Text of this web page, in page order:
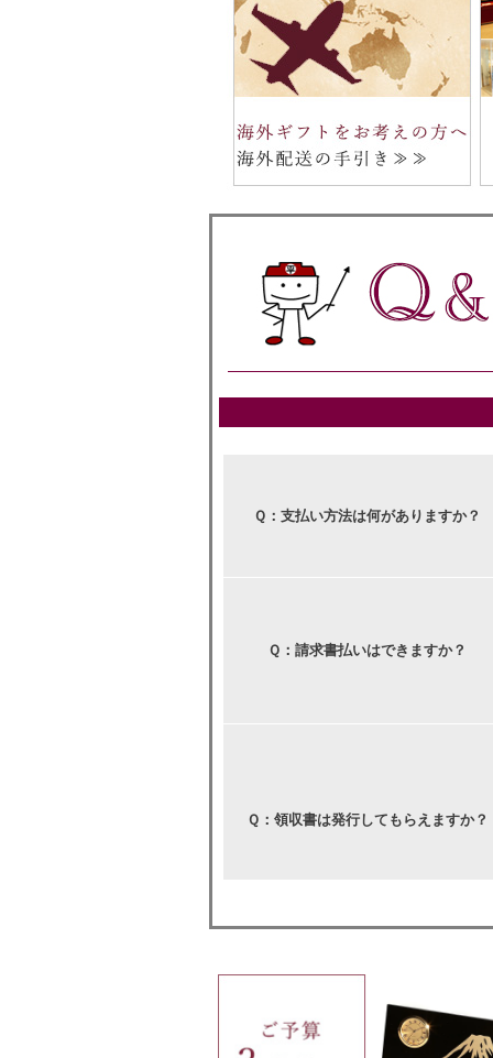
Ｑ：支払い方法は何がありますか？
Ｑ：請求書払いはできますか？
Ｑ：領収書は発行してもらえますか？
Ｑ：名入れに対応していない商品はあり